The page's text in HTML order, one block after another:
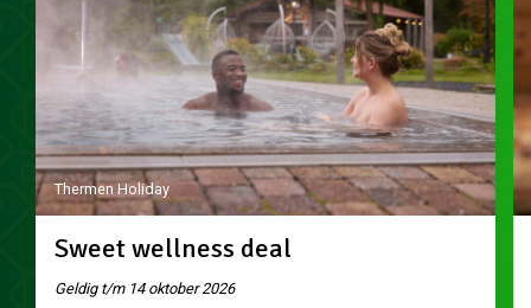
Thermen Holiday
Sweet wellness deal
Geldig t/m 14 oktober 2026